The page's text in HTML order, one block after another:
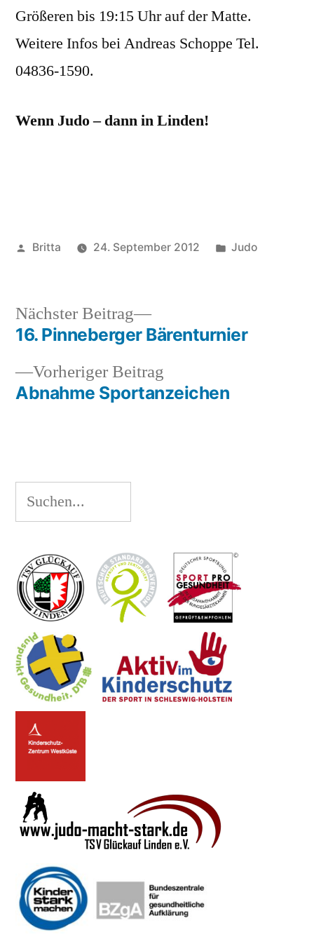
Größeren bis 19:15 Uhr auf der Matte.
Weitere Infos bei Andreas Schoppe Tel.
04836-1590.
Wenn Judo – dann in Linden!
Veröffentlicht
Britta 24. September 2012
Veröffentlicht
Judo
Beitragsnavigation
Vorheriger Beitrag
Beitrag:
Abnahme Sportanzeichen
Nächster Beitrag
Nächster
Beitrag:
16. Pinneberger Bärenturnier
Suchen